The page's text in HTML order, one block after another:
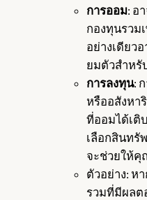
การออม: อ
กองทุนรวม
อย่างเดียว
ยมตัวสำหรั
การลงทุน:
หรืออสังหา
ที่ออมได้เติ
เลือกสินทรั
จะช่วยให้คุ
ตัวอย่าง: ห
รวมที่มีผลต